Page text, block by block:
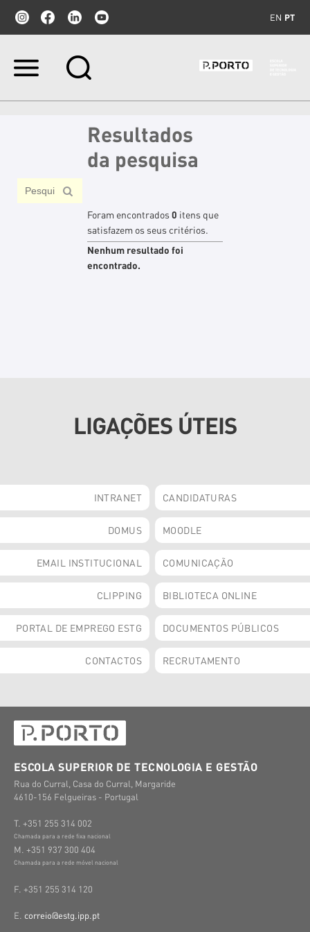
EN PT
Ir
Resultados
da pesquisa
Foram encontrados0 itens que
satisfazem os seus critérios.
Nenhum resultado foi
encontrado.
LIGAÇÕES ÚTEIS
INTRANET CANDIDATURAS
DOMUS MOODLE
EMAIL INSTITUCIONAL COMUNICAÇÃO
CLIPPING BIBLIOTECA ONLINE
PORTAL DE EMPREGO ESTG DOCUMENTOS PÚBLICOS
CONTACTOS RECRUTAMENTO
ESCOLA SUPERIOR DE TECNOLOGIA E GESTÃO
Rua do Curral, Casa do Curral, Margaride
4610-156 Felgueiras - Portugal
T. +351 255 314 002
Chamada para a rede fixa nacional
M. +351 937 300 404
Chamada para a rede móvel nacional
F. +351 255 314 120
E. correio@estg.ipp.pt